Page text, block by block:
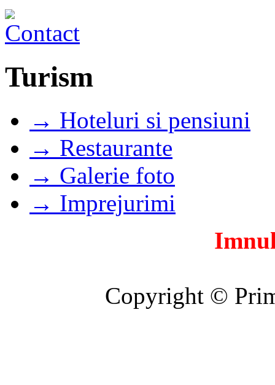
Turism
→ Hoteluri si pensiuni
→ Restaurante
→ Galerie foto
→ Imprejurimi
Copyright ©